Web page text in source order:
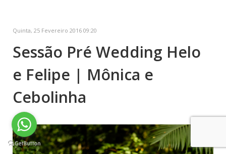
Quinta, 25 Fevereiro 2016 09:20
Sessão Pré Wedding Helo
e Felipe | Mônica e
Cebolinha